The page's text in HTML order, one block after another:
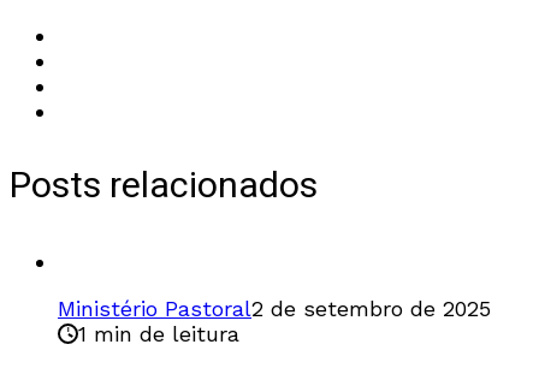
Posts relacionados
Ministério Pastoral2 de setembro de 2025
1 min de leitura